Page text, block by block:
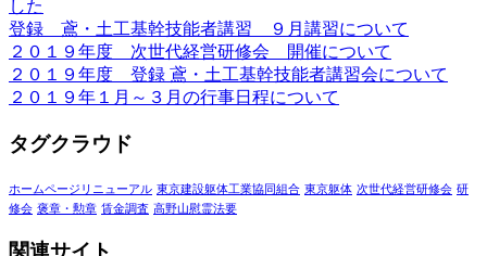
した
登録 鳶・土工基幹技能者講習 ９月講習について
２０１９年度 次世代経営研修会 開催について
２０１９年度 登録 鳶・土工基幹技能者講習会について
２０１９年１月～３月の行事日程について
タグクラウド
ホームページリニューアル 東京建設躯体工業協同組合 東京躯体 次世代経営研修会 研
修会 褒章・勲章 賃金調査 高野山慰霊法要
関連サイト